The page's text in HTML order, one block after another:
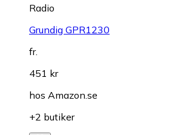
Radio
Grundig GPR1230
fr.
451 kr
hos Amazon.se
+2 butiker